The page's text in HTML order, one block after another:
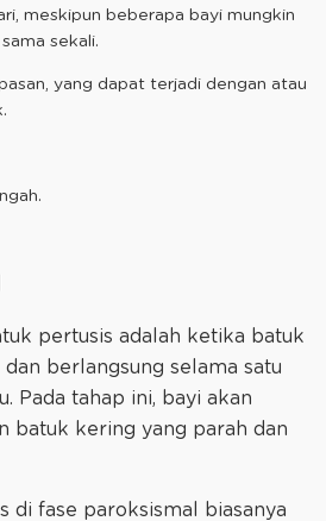
meskipun beberapa bayi mungkin
sekali.
yang dapat terjadi dengan atau
pertusis adalah ketika batuk
berlangsung selama satu
Pada tahap ini, bayi akan
batuk kering yang parah dan
di fase paroksismal biasanya